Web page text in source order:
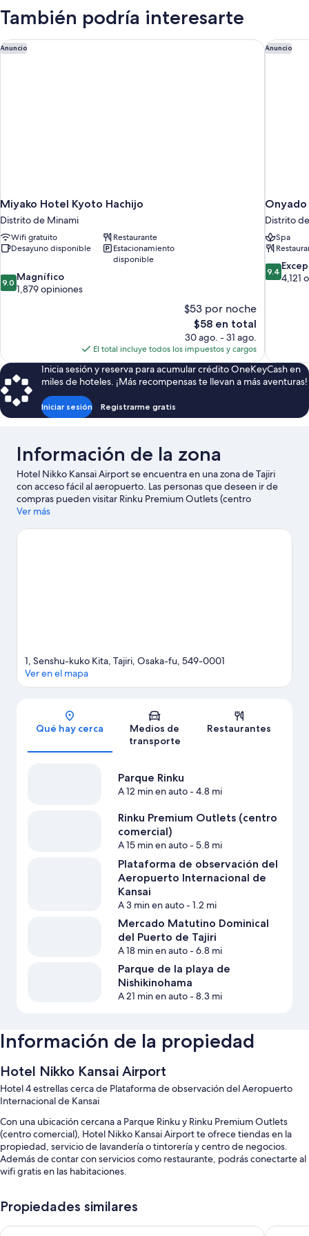
fumadores
individuales,
para
También podría interesarte
Anuncio
Miyako Hotel Kyoto Hachijo
Distrito de Minami
Wifi gratuito
Restaurante
Desayuno disponible
Estacionamiento
disponible
9.0
de
9.0 Magnífico
1,879 opiniones
$53 por noche
El
precio
actual
es
de
$58
$58 en total
30 ago. - 31 ago.
El total incluye todos los impuestos y cargos
Miyako Hotel Kyoto Hachijo Anuncio
Distrito
Spa
9.4
de
9.4
4,121
Onyado
Inicia sesión y reserva para acumular crédito OneKeyCash en
miles de hoteles. ¡Más recompensas te llevan a más aventuras!
Iniciar sesión Registrarme gratis
Información de la zona
Hotel Nikko Kansai Airport se encuentra en una zona de Tajiri
con acceso fácil al aeropuerto. Las personas que deseen ir de
compras pueden visitar Rinku Premium Outlets (centro
comercial) y Mercado Matutino Dominical del Puerto de Tajiri,
pueden ir a Parque Rinku y Parque de la playa de
Ver más
Sección del mapa
1, Senshu-kuko Kita, Tajiri, Osaka-fu, 549-0001
Ver en el mapa
Qué hay cerca
Medios de
transporte
Restaurantes
Parque Rinku
A 12 min en auto- 4.8 mi
Rinku Premium Outlets (centro
comercial)
A 15 min en auto- 5.8 mi
Plataforma de observación del
Aeropuerto Internacional de
Kansai
A 3 min en auto- 1.2 mi
Mercado Matutino Dominical
del Puerto de Tajiri
A 18 min en auto- 6.8 mi
Parque de la playa de
Nishikinohama
A 21 min en auto- 8.3 mi
Información de la propiedad
Hotel Nikko Kansai Airport
Hotel 4 estrellas cerca de Plataforma de observación del Aeropuerto
Internacional de Kansai
Con una ubicación cercana a Parque Rinku y Rinku Premium Outlets
(centro comercial), Hotel Nikko Kansai Airport te ofrece tiendas en la
propiedad, servicio de lavandería o tintorería y centro de negocios.
Además de contar con servicios como restaurante, podrás conectarte al
wifi gratis en las habitaciones.
Estacionamiento gratis
Desayuno buffet (con cargo), no se permite fumar en la propiedad y
Propiedades similares
OMO Kansai Airport by Hoshino Resorts Odysis